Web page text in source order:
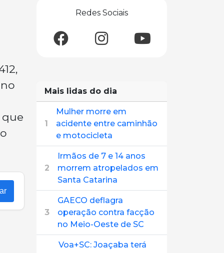
Redes Sociais
Mais lidas do dia
1
Mulher morre em
acidente entre caminhão
e motocicleta
2
Irmãos de 7 e 14 anos
morrem atropelados em
Santa Catarina
3
GAECO deflagra
operação contra facção
no Meio-Oeste de SC
Voa+SC: Joaçaba terá